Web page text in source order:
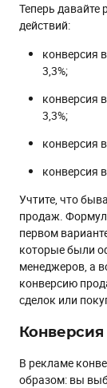
Теперь давайте
действий:
конверсия
3,3%;
конверсия
3,3%;
конверсия
конверсия
Учтите, что
продаж.
первом
которые были
менеджеров, а
конверсию
сделок или
В рекламе
образом: вы